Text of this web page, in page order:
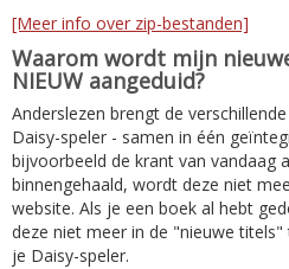
[Meer info over zip-bestanden]
Waarom wordt mijn
NIEUW aangeduid?
Anderslezen brengt de
Daisy-speler - samen in één
bijvoorbeeld de krant van vandaag
binnengehaald, wordt deze niet
website. Als je een boek al hebt
deze niet meer in de "nieuwe
je Daisy-speler.